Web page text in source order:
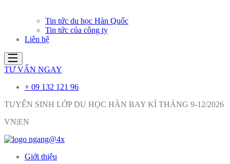
Tin tức du học Hàn Quốc
Tin tức của công ty
Liên hệ
TƯ VẤN NGAY
+ 09 132 121 96
TUYỂN SINH LỚP DU HỌC HÀN BAY KÌ THÁNG 9-12/2026
VN|EN
Giới thiệu